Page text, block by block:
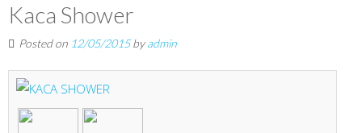
Kaca Shower
Posted on 12/05/2015byadmin